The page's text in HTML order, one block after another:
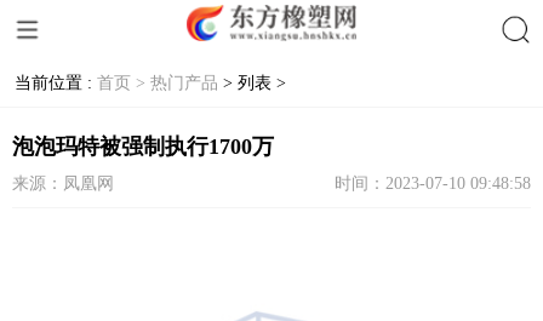
当前位置 : 首页 > 热门产品 > 列表 >
泡泡玛特被强制执行1700万
来源：凤凰网 时间：2023-07-10 09:48:58